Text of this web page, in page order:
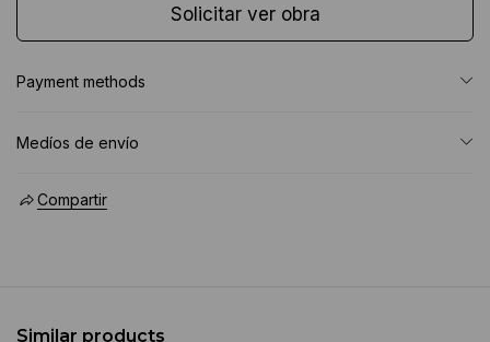
Solicitar ver obra
Payment methods
Medíos de envío
Compartir
Similar products